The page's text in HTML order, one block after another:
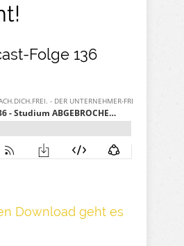
Folge 136
n Download geh t es